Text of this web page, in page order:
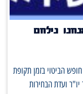
את הפה לערוץ 14, אנחנו נילחם
על חופש הביטוי בזמן תקופת
ועדת הבחירות